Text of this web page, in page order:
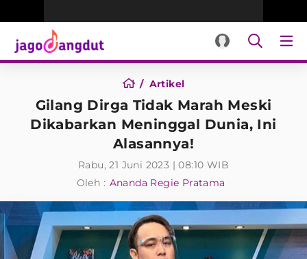
Artikel
Gilang Dirga Tidak Marah Meski
Dikabarkan Meninggal Dunia, Ini
Alasannya!
Rabu, 21 Juni 2023 | 08:10 WIB
Oleh : Ananda Regie Pratama